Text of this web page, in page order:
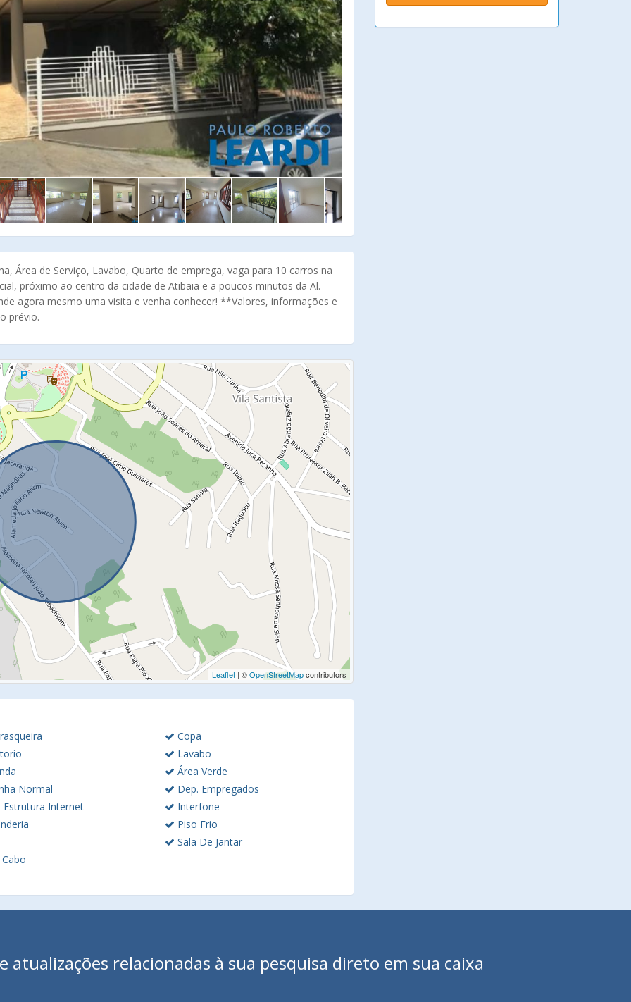
Área de Serviço, Lavabo, Quarto de emprega, vaga para 10 carros na
próximo ao centro da cidade de Atibaia e a poucos minutos da Al.
agora mesmo uma visita e venha conhecer! **Valores, informações e
prévio.
Leaflet| ©OpenStreetMapcontributors
Copa
Lavabo
Área Verde
Normal
Dep. Empregados
Internet
Interfone
Piso Frio
Sala De Jantar
atualizações relacionadas à sua pesquisa direto em sua caixa